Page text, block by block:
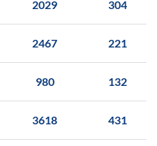
2029 304
2467 221
980 132
3618 431